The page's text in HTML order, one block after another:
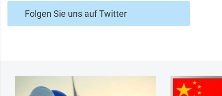
Folgen Sie uns auf Twitter